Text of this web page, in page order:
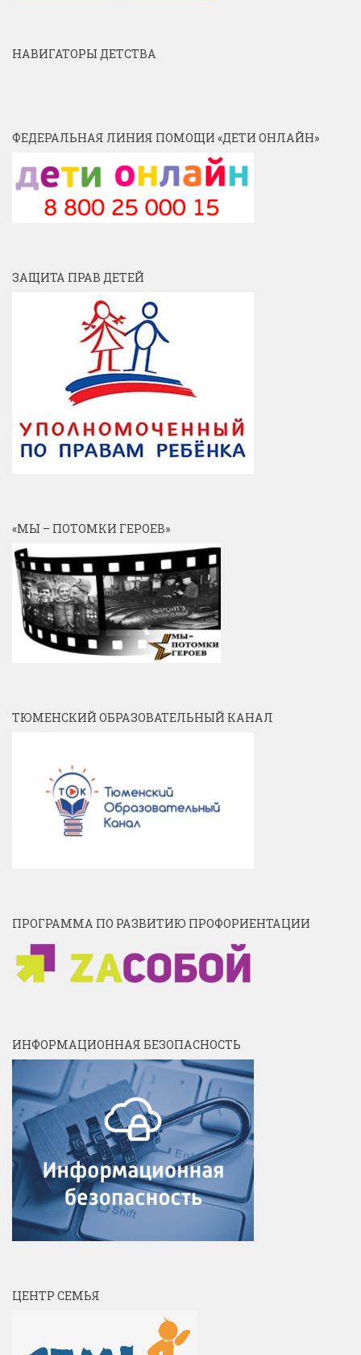
НАВИГАТОРЫ ДЕТСТВА
ФЕДЕРАЛЬНАЯ ЛИНИЯ ПОМОЩИ «ДЕТИ ОНЛАЙН»
ЗАЩИТА ПРАВ ДЕТЕЙ
«МЫ – ПОТОМКИ ГЕРОЕВ»
ТЮМЕНСКИЙ ОБРАЗОВАТЕЛЬНЫЙ КАНАЛ
ПРОГРАММА ПО РАЗВИТИЮ ПРОФОРИЕНТАЦИИ
ИНФОРМАЦИОННАЯ БЕЗОПАСНОСТЬ
ЦЕНТР СЕМЬЯ